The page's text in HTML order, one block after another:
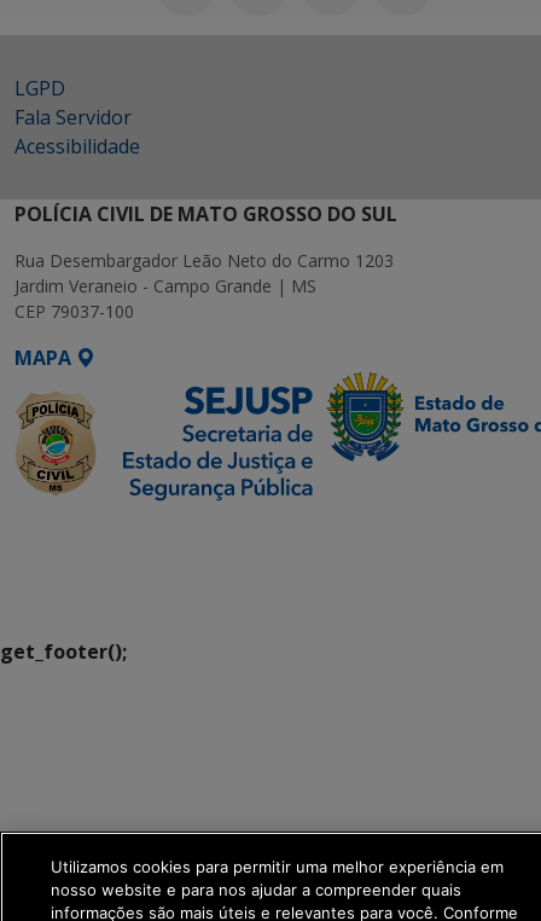
LGPD
Fala Servidor
Acessibilidade
POLÍCIA CIVIL DE MATO GROSSO DO SUL
Rua Desembargador Leão Neto do Carmo 1203
Jardim Veraneio - Campo Grande | MS
CEP 79037-100
MAPA
get_footer();
Utilizamos cookies para permitir uma melhor experiência em
nosso website e para nos ajudar a compreender quais
informações são mais úteis e relevantes para você. Conforme